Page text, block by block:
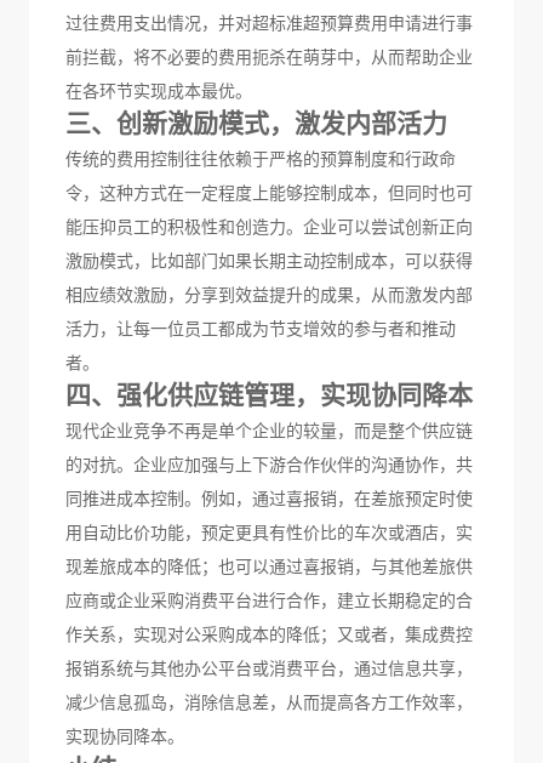
过往费用支出情况，并对超标准超预算费用申请进行事
前拦截，将不必要的费用扼杀在萌芽中，从而帮助企业
在各环节实现成本最优。
三、 创新激励模式，激发内部活力
传统的费用控制往往依赖于严格的预算制度和行政命
令，这种方式在一定程度上能够控制成本，但同时也可
能压抑 员工的积极性和创造力。企业可以尝试创新正向
激励模式，
比如部门如果长期主动控制成本，可以获得
相应绩效激励，分享到效益提升的成果，从而激发内部
活力， 让每一位员工都成为节支增效的参与者和推动
者。
四、强化供应链管理，实现协同降本
现代企业竞争不再是单个企业的较量，而是整个供应链
的对抗。企业应加强与上下游合作伙伴的沟通协作，共
同推进成本控制。例如，通过喜报销，在差旅预定时使
用自动比价功能，预定更具有性价比的车次或酒店，实
现差旅成本的降低；也可以通过喜报销，与其他差旅供
应商或企业采购消费平台进行合作， 建立长期稳定的合
作关系，实现对公采购成本的降低；
又或者，集成费控
报销系统与其他办公平台或消费平台， 通过信息共享，
减少信息孤岛，消除信息差，从而提高各方工作效率，
实现协同降本。